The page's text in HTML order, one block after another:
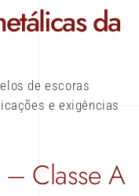
da
de escoras
e exigências
Classe A